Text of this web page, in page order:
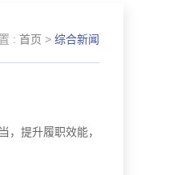
: 首页 > 综合新闻
，提升履职效能，